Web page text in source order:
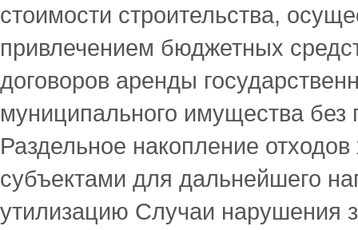
стоимости строительства,
привлечением бюджетных
договоров аренды
муниципального имущества без
Раздельное накопление
субъектами для дальнейшего
утилизацию Случаи нарушения